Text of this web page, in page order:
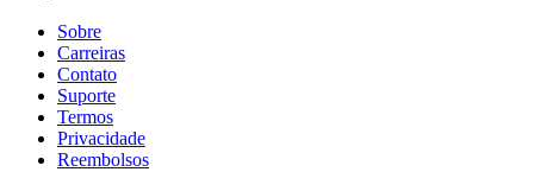
Sobre
Carreiras
Contato
Suporte
Termos
Privacidade
Reembolsos